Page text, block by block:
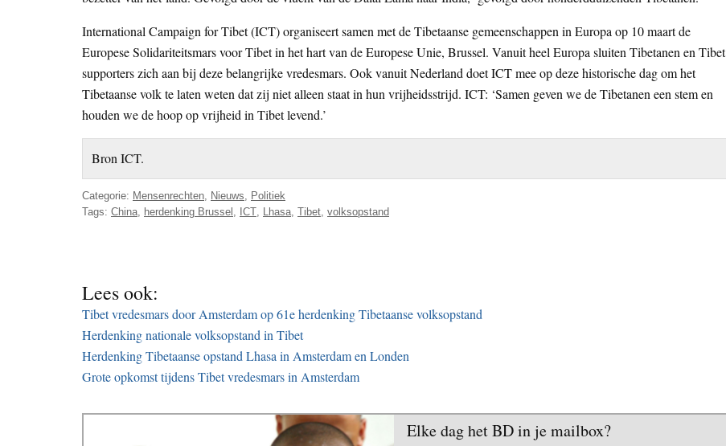
International Campaign for Tibet (ICT) organiseert samen met de Tibetaanse gemeenschappen in Europa op 10 maart de
Europese Solidariteitsmars voor Tibet in het hart van de Europese Unie, Brussel. Vanuit heel Europa sluiten Tibetanen en Tibet
supporters zich aan bij deze belangrijke vredesmars. Ook vanuit Nederland doet ICT mee op deze historische dag om het
Tibetaanse volk te laten weten dat zij niet alleen staat in hun vrijheidsstrijd. ICT: ‘Samen geven we de Tibetanen een stem en
houden we de hoop op vrijheid in Tibet levend.’
Bron ICT.
Categorie: Mensenrechten Nieuws
Politiek
Tags: China herdenking Brussel ICT Lhasa Tibet volksopstand
Lees ook:
Tibet vredesmars door Amsterdam op 61e herdenking Tibetaanse volksopstand
Herdenking nationale volksopstand in Tibet
Herdenking Tibetaanse opstand Lhasa in Amsterdam en Londen
Grote opkomst tijdens Tibet vredesmars in Amsterdam
Elke dag het BD in je mailbox?